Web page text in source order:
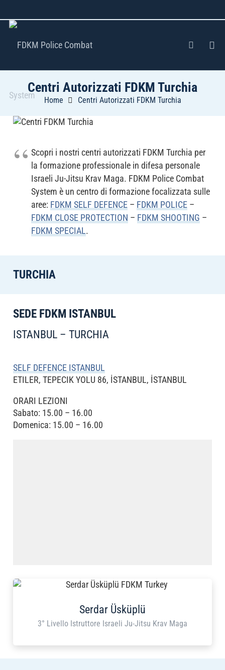
Centri Autorizzati FDKM Turchia
Home Centri Autorizzati FDKM Turchia
Scopri i nostri centri autorizzati FDKM Turchia per
la formazione professionale in difesa personale
Israeli Ju-Jitsu Krav Maga. FDKM Police Combat
System è un centro di formazione focalizzata sulle
aree: FDKM SELF DEFENCE– FDKM POLICE–
FDKM CLOSE PROTECTION – FDKM SHOOTING –
FDKM SPECIAL.
TURCHIA
SEDE FDKM ISTANBUL
ISTANBUL – TURCHIA
SELF DEFENCE ISTANBUL
ETILER, TEPECIK YOLU 86, İSTANBUL, İSTANBUL
ORARI LEZIONI
Sabato: 15.00 – 16.00
Domenica: 15.00 – 16.00
Serdar Üsküplü
3° Livello Istruttore Israeli Ju-Jitsu Krav Maga